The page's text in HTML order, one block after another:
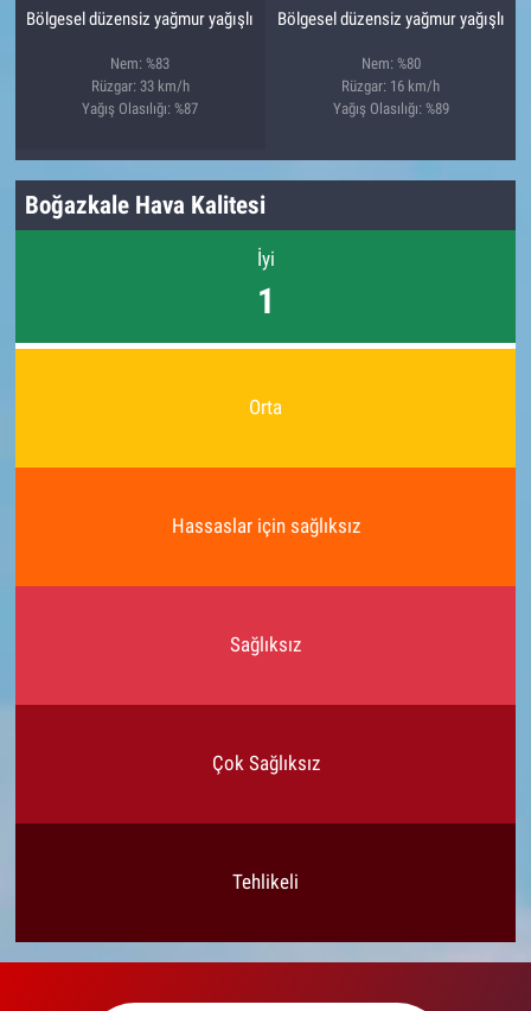
Bölgesel düzensiz yağmur yağışlı
Nem: %83
Rüzgar: 33 km/h
Yağış Olasılığı: %87
Bölgesel düzensiz yağmur yağışlı
Nem: %80
Rüzgar: 16 km/h
Yağış Olasılığı: %89
Boğazkale Hava Kalitesi
İyi
1
Orta
Hassaslar için sağlıksız
Sağlıksız
Çok Sağlıksız
Tehlikeli